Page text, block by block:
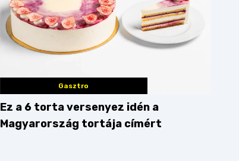
Gasztro
Ez a 6 torta versenyez idén a
Magyarország tortája címért